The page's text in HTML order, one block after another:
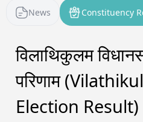
News Constituency
विलाथिकुलम
परिणाम
Election Result)